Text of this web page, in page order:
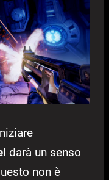
darà un senso
non è